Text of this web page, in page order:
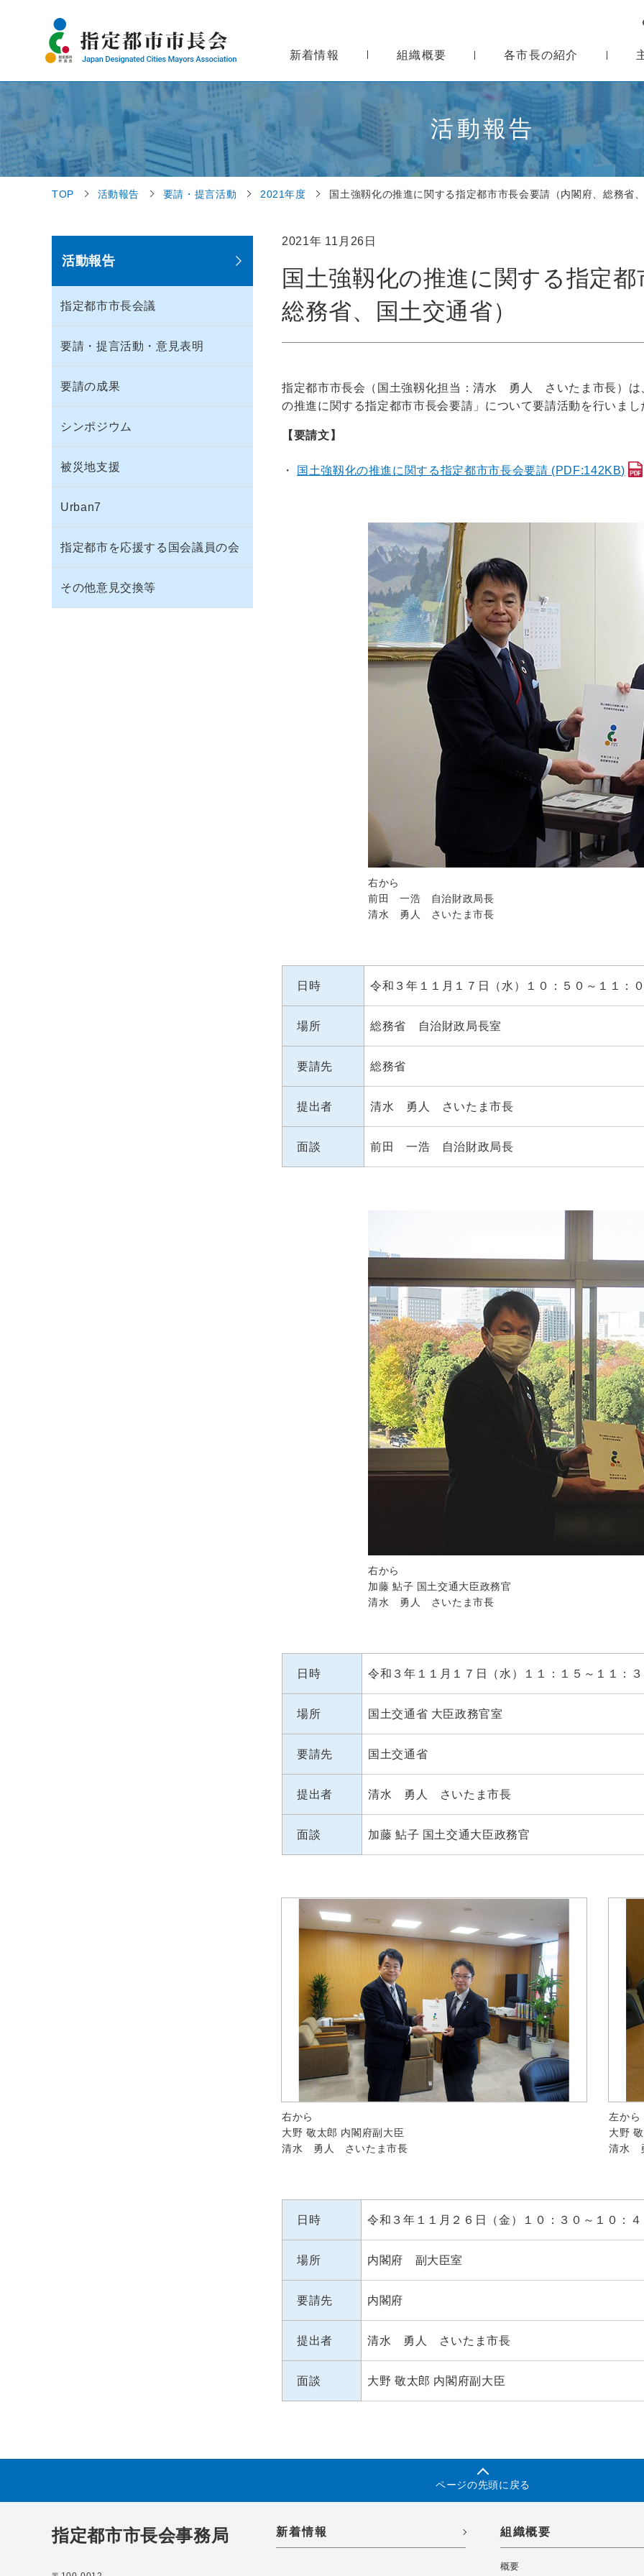
新着情報 組織概要 各市長の紹介
活動報告
TOP 活動報告 要請・提言活動 2021年度 国土強靱化の推進に関する指定都市市長会要請（内閣府、総務省
活動報告
指定都市市長会議
要請・提言活動・意見表明
要請の成果
シンポジウム
被災地支援
Urban7
指定都市を応援する国会議員の会
その他意見交換等
2021年 11月26日
国土強靱化の推進に関する指定
総務省、国土交通省）
指定都市市長会（国土強靱化担当：清水 勇人 さいたま市長）は
の推進に関する指定都市市長会要請」について要請活動を行いまし
【要請文】
国土強靱化の推進に関する指定都市市長会要請 (PDF:142KB)
右から
前田 一浩 自治財政局長
清水 勇人 さいたま市長
日時 令和３年１１月１７日（水）１０：５０～１１：
場所 総務省 自治財政局長室
要請先 総務省
提出者 清水 勇人 さいたま市長
面談 前田 一浩 自治財政局長
右から
加藤 鮎子 国土交通大臣政務官
清水 勇人 さいたま市長
日時 令和３年１１月１７日（水）１１：１５～１１：
場所 国土交通省 大臣政務官室
要請先 国土交通省
提出者 清水 勇人 さいたま市長
面談 加藤 鮎子 国土交通大臣政務官
右から
大野 敬太郎 内閣府副大臣
清水 勇人 さいたま市長
左から
大野
清水
日時 令和３年１１月２６日（金）１０：３０～１０：
場所 内閣府 副大臣室
要請先 内閣府
提出者 清水 勇人 さいたま市長
面談 大野 敬太郎 内閣府副大臣
ページの先頭に戻る
指定都市市長会事務局 新着情報 組織概要
概要